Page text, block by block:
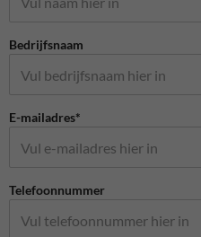
Bedrijfsnaam
E-mailadres*
Telefoonnummer